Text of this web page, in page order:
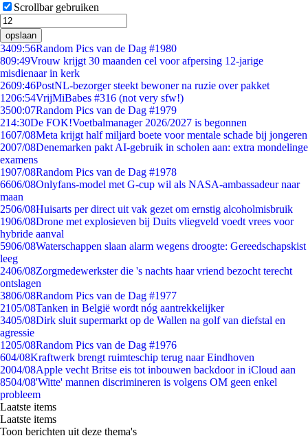
Scrollbar gebruiken
opslaan
3409:56Random Pics van de Dag #1980
809:49Vrouw krijgt 30 maanden cel voor afpersing 12-jarige
misdienaar in kerk
2609:46PostNL-bezorger steekt bewoner na ruzie over pakket
1206:54VrijMiBabes #316 (not very sfw!)
3500:07Random Pics van de Dag #1979
214:30De FOK!Voetbalmanager 2026/2027 is begonnen
1607/08Meta krijgt half miljard boete voor mentale schade bij jongeren
2007/08Denemarken pakt AI-gebruik in scholen aan: extra mondelinge
examens
1907/08Random Pics van de Dag #1978
6606/08Onlyfans-model met G-cup wil als NASA-ambassadeur naar
maan
2506/08Huisarts per direct uit vak gezet om ernstig alcoholmisbruik
1906/08Drone met explosieven bij Duits vliegveld voedt vrees voor
hybride aanval
5906/08Waterschappen slaan alarm wegens droogte: Gereedschapskist
leeg
2406/08Zorgmedewerkster die 's nachts haar vriend bezocht terecht
ontslagen
3806/08Random Pics van de Dag #1977
2105/08Tanken in België wordt nóg aantrekkelijker
3405/08Dirk sluit supermarkt op de Wallen na golf van diefstal en
agressie
1205/08Random Pics van de Dag #1976
604/08Kraftwerk brengt ruimteschip terug naar Eindhoven
2004/08Apple vecht Britse eis tot inbouwen backdoor in iCloud aan
8504/08'Witte' mannen discrimineren is volgens OM geen enkel
probleem
Laatste items
Laatste items
Toon berichten uit deze thema's